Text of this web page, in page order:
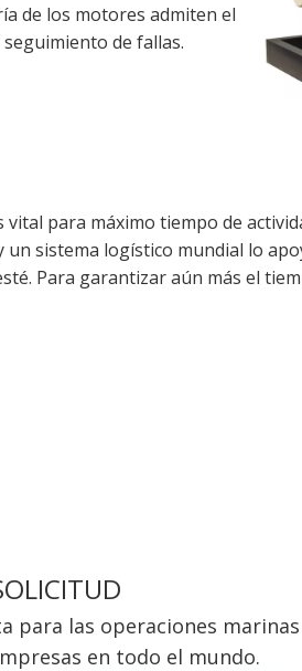
de los motores admiten el
de fallas.
vital para máximo tiempo de
un sistema logístico mundial lo
Para garantizar aún más el
para las operaciones
en todo el mundo.